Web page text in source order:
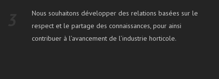
Nous souhaitons développer des relations basées sur le
respect et le partage des connaissances, pour ainsi
contribuer à l’avancement de l’industrie horticole.